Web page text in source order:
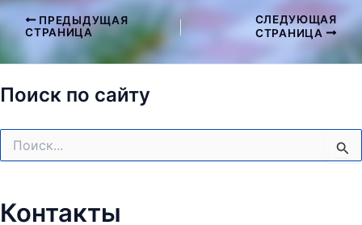
Навигация
записям
ПРЕДЫДУЩАЯ
СТРАНИЦА
СЛЕДУЮЩАЯ
СТРАНИЦА
Поиск по сайту
Контакты